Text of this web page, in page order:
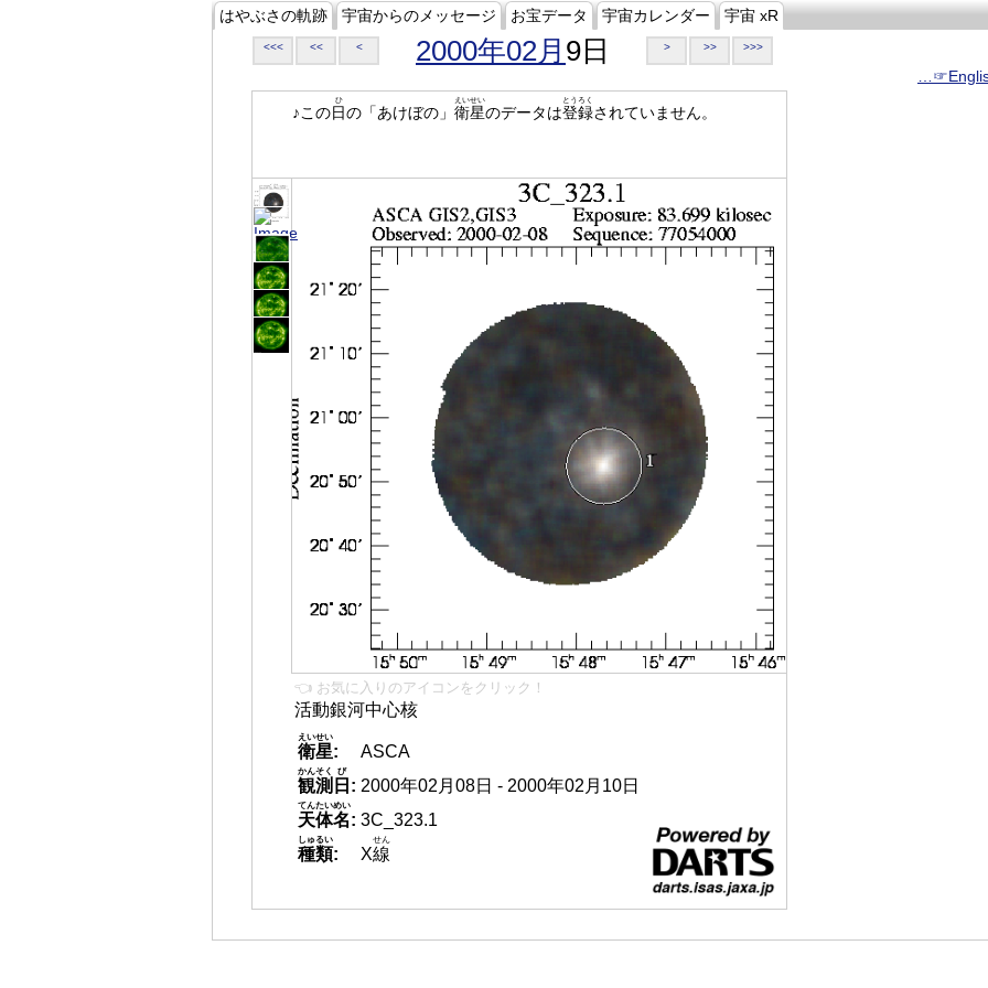
はやぶさの軌跡 宇宙からのメッセージ お宝データ 宇宙カレンダー 宇宙 xR
<<< << < 2000年02月 9日 > >> >>>
♪この日
ひ
の「あけぼの」 衛星
えいせい
のデータは登録
とうろく
されていません。
👈 お気に入りのアイコンをクリック！
活動銀河中心核
衛星
えいせい
:
ASCA
観測
かんそく
日
び
: 2000年02月08日 - 2000年02月10日
天体名
てんたいめい
: 3C_323.1
種類
しゅるい
: X線
せん